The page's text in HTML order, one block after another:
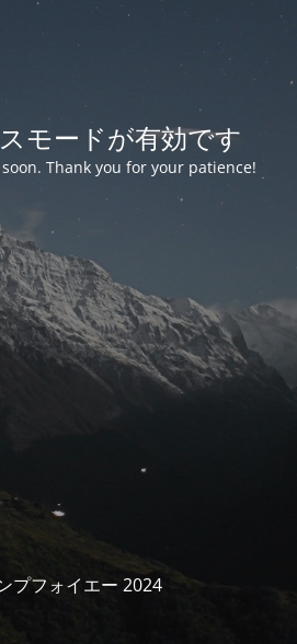
モードが有効です
Thank you for your patience!
プフォイエー 2024